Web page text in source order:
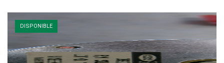
DISPONIBLE